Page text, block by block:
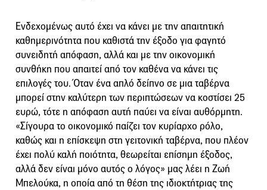
Ενδεχομένως αυτό έχει να κάνει με την απαιτητική
καθημερινότητα που καθιστά την έξοδο για φαγητό
συνειδητή απόφαση, αλλά και με την οικονομική
συνθήκη που απαιτεί από τον καθένα να κάνει τις
επιλογές του. Όταν ένα απλό δείπνο σε μια ταβέρνα
μπορεί στην καλύτερη των περιπτώσεων να κοστίσει 25
ευρώ, τότε η απόφαση αυτή παύει να είναι αυθόρμητη.
«Σίγουρα το οικονομικό παίζει τον κυρίαρχο ρόλο,
καθώς και η επίσκεψη στη γειτονική ταβέρνα, που πλέον
έχει πολύ καλή ποιότητα, θεωρείται επίσημη έξοδος,
αλλά δεν είναι μόνο αυτός ο λόγος» μας λέει η Ζωή
Μπελούκα, η οποία από τη θέση της ιδιοκτήτριας της